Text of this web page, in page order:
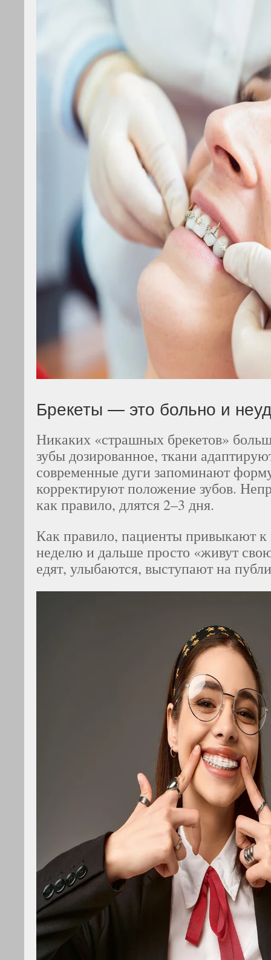
Брекеты — это больно и
Никаких «страшных брекетов»
зубы дозированное, ткани
современные дуги запоминают
корректируют положение зубов.
как правило, длятся 2–3 дня.
Как правило, пациенты привыкают к
неделю и дальше просто «живут
едят, улыбаются, выступают на